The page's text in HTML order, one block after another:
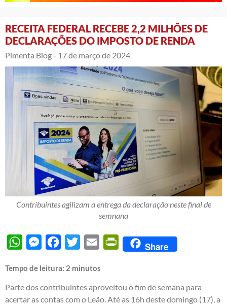
RECEITA FEDERAL RECEBE 2,2 MILHÕES DE
DECLARAÇÕES DO IMPOSTO DE RENDA
Pimenta Blog - 17 de março de 2024
Contribuintes agilizam a entrega da declaração neste final de
semnana
WhatsAppMessengerFacebook
Twitter Email PrintFriendly
Share
Tempo de leitura: 2 minutos
Parte dos contribuintes aproveitou o fim de semana para
acertar as contas com o Leão. Até as 16h deste domingo (17), a